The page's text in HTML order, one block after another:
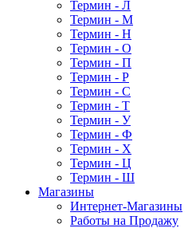
Термин - Л
Термин - М
Термин - Н
Термин - О
Термин - П
Термин - Р
Термин - С
Термин - Т
Термин - У
Термин - Ф
Термин - Х
Термин - Ц
Термин - Ш
Магазины
Интернет-Магазины
Работы на Продажу